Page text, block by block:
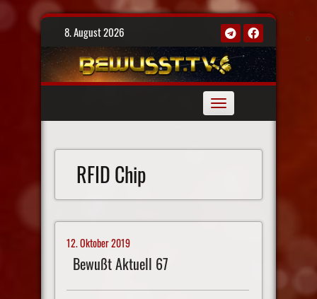
Skip
8. August 2026
Toggle
navigation
RFID Chip
12. Oktober 2019
Bewußt Aktuell 67